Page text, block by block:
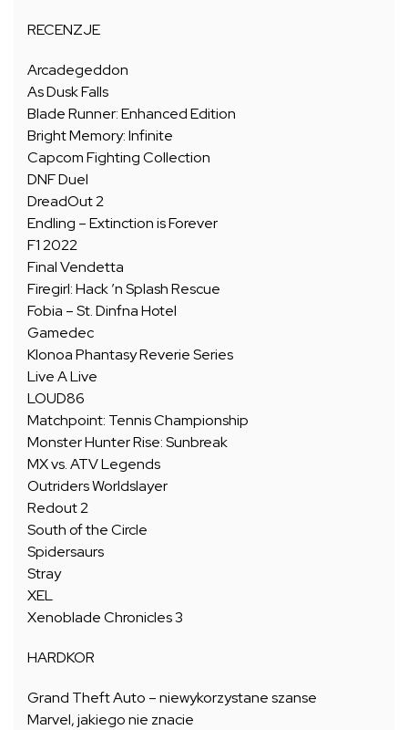
RECENZJE
Arcadegeddon
As Dusk Falls
Blade Runner: Enhanced Edition
Bright Memory: Infinite
Capcom Fighting Collection
DNF Duel
DreadOut 2
Endling – Extinction is Forever
F1 2022
Final Vendetta
Firegirl: Hack ’n Splash Rescue
Fobia – St. Dinfna Hotel
Gamedec
Klonoa Phantasy Reverie Series
Live A Live
LOUD86
Matchpoint: Tennis Championship
Monster Hunter Rise: Sunbreak
MX vs. ATV Legends
Outriders Worldslayer
Redout 2
South of the Circle
Spidersaurs
Stray
XEL
Xenoblade Chronicles 3
HARDKOR
Grand Theft Auto – niewykorzystane szanse
Marvel, jakiego nie znacie